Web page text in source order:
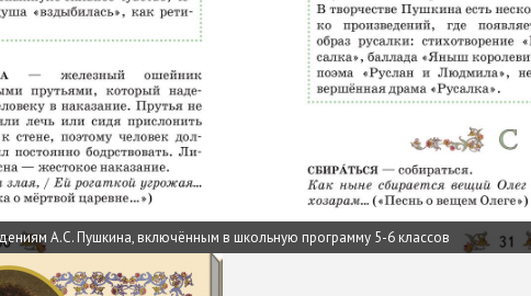
А.С. Пушкина, включённым в школьную программу 5-6 классов